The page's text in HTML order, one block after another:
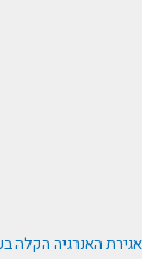
האנרגיה הקלה